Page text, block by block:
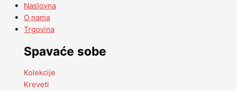
Naslovna
O nama
Trgovina
Spavaće sobe
Kolekcije
Kreveti